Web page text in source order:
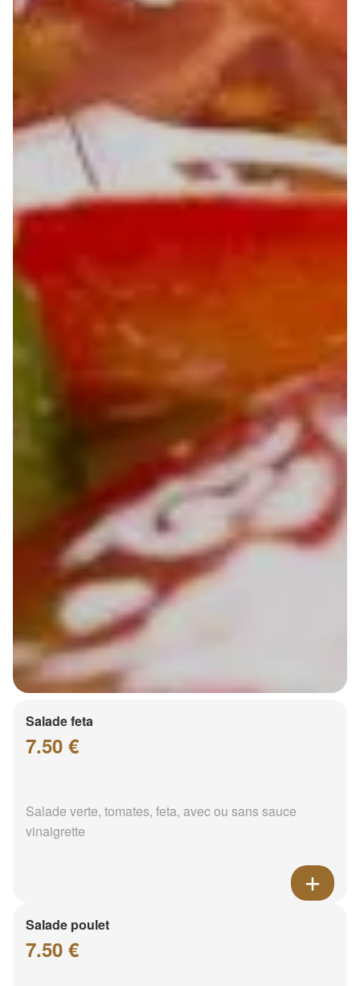
Salade feta
7.50 €
Salade verte, tomates, feta, avec ou sans sauce
vinaigrette
Salade poulet
7.50 €